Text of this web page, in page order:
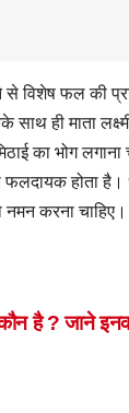
विशेष फल की
साथ ही माता
का भोग
फलदायक होता
करना चाहिए।
है ? जाने